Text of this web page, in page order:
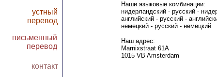
Наши языковые комбинации:
нидерландский - русский -
английский - русский -
немецкий - русский - немецкий
Наш адрес:
Marnixstraat 61A
1015 VB Amsterdam
устный
перевод
письменный
перевод
кoнтакт